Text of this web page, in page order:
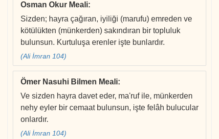
Osman Okur Meali:
Sizden; hayra çağıran, iyiliği (marufu) emreden ve
kötülükten (münkerden) sakındıran bir topluluk
bulunsun. Kurtuluşa erenler işte bunlardır.
(Ali İmran 104)
Ömer Nasuhi Bilmen Meali:
Ve sizden hayra davet eder, ma'ruf ile, münkerden
nehy eyler bir cemaat bulunsun, işte felâh bulucular
onlardır.
(Ali İmran 104)